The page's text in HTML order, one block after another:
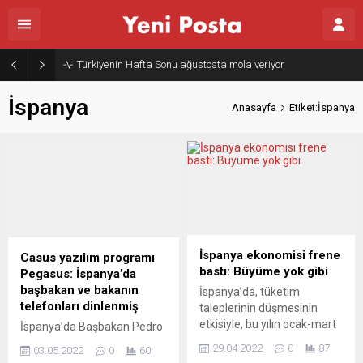
Türkiye’nin Hafta Sonu ağustosta mola veriyor
İspanya Anasayfa Etiket:İspanya
Casus yazılım programı
Pegasus: İspanya’da
başbakan ve bakanın
telefonları dinlenmiş
İspanya’da Başbakan Pedro
Bakanı Margarita Robles’in
03.05.2022 0 60
İspanya ekonomisi frene
bastı: Büyüme yok gibi
İspanya’da, tüketim
taleplerinin düşmesinin
etkisiyle, bu yılın ocak-mart
döneminde ekonomik
büyüme yüzde 0,3
29.04.2022 0 87